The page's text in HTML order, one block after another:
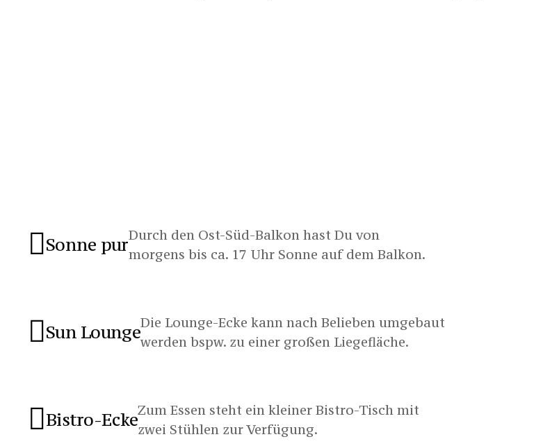
Sonne purDurch den Ost-Süd-Balkon hast Du von
morgens bis ca. 17 Uhr Sonne auf dem Balkon.
Sun LoungeDie Lounge-Ecke kann nach Belieben umgebaut
werden bspw. zu einer großen Liegefläche.
Bistro-EckeZum Essen steht ein kleiner Bistro-Tisch mit
zwei Stühlen zur Verfügung.